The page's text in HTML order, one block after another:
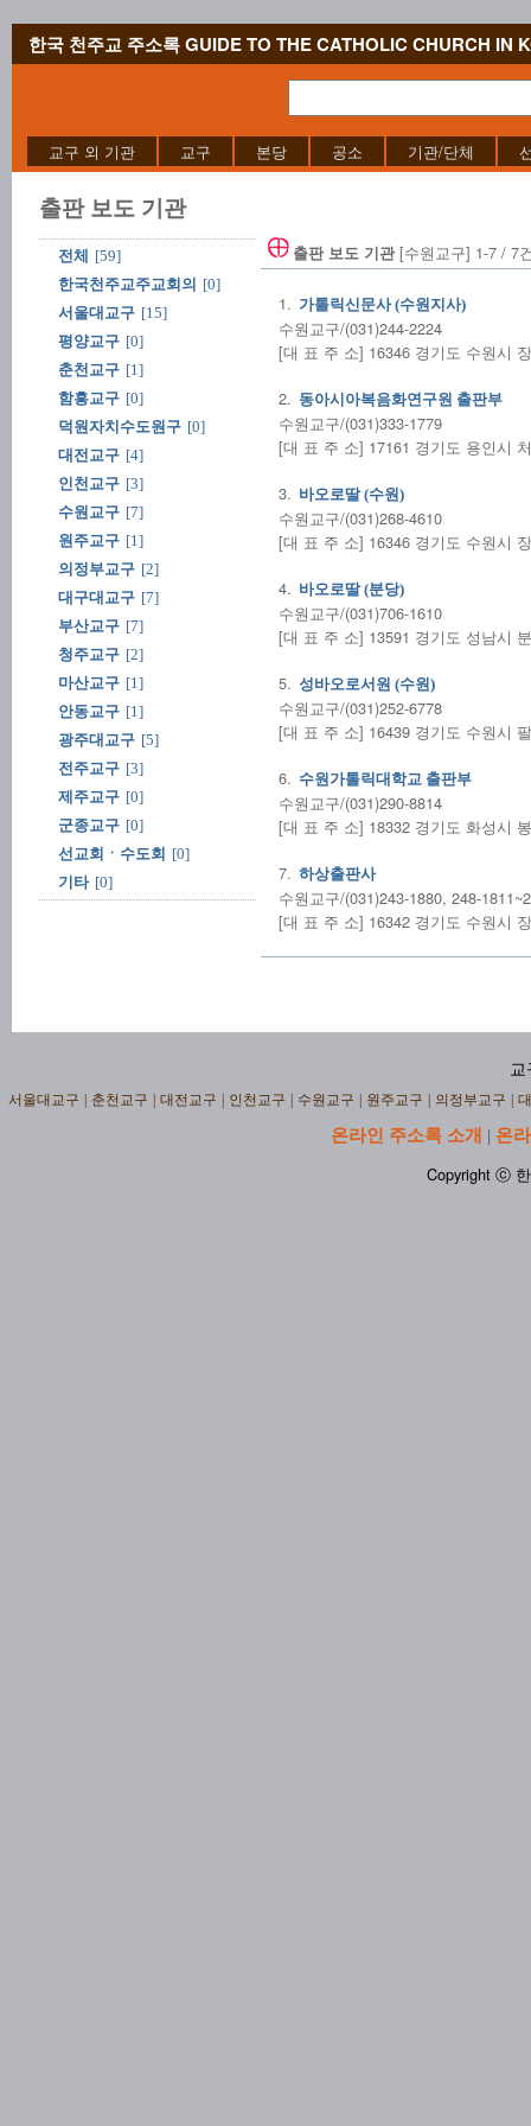
한국 천주교 주소록 GUIDE TO THE CATHOLIC CHURCH IN
교구 외 기관 교구 본당 공소 기관/단체
출판 보도 기관
전체
[59]
한국천주교주교회의 [0]
서울대교구 [15]
평양교구 [0]
춘천교구 [1]
함흥교구 [0]
덕원자치수도원구 [0]
대전교구 [4]
인천교구 [3]
수원교구 [7]
원주교구 [1]
의정부교구 [2]
대구대교구 [7]
부산교구 [7]
청주교구 [2]
마산교구 [1]
안동교구 [1]
광주대교구 [5]
전주교구 [3]
제주교구 [0]
군종교구 [0]
선교회ㆍ수도회 [0]
기타 [0]
출판 보도 기관[수원교구] 1-7 / 7
1. 가톨릭신문사 (수원지사)
수원교구/(031)244-2224
[대 표 주 소] 16346 경기도 수원시
2. 동아시아복음화연구원 출판부
수원교구/(031)333-1779
[대 표 주 소] 17161 경기도 용인시
3. 바오로딸 (수원)
수원교구/(031)268-4610
[대 표 주 소] 16346 경기도 수원시
4. 바오로딸 (분당)
수원교구/(031)706-1610
[대 표 주 소] 13591 경기도 성남시
5. 성바오로서원 (수원)
수원교구/(031)252-6778
[대 표 주 소] 16439 경기도 수원시
6. 수원가톨릭대학교 출판부
수원교구/(031)290-8814
[대 표 주 소] 18332 경기도 화성시
7. 하상출판사
수원교구/(031)243-1880, 248-1811~2
[대 표 주 소] 16342 경기도 수원시
교
서울대교구 춘천교구 대전교구 인천교구 수원교구 원주교구 의정부교구
온라인 주소록 소개 | 온
Copyright ⓒ